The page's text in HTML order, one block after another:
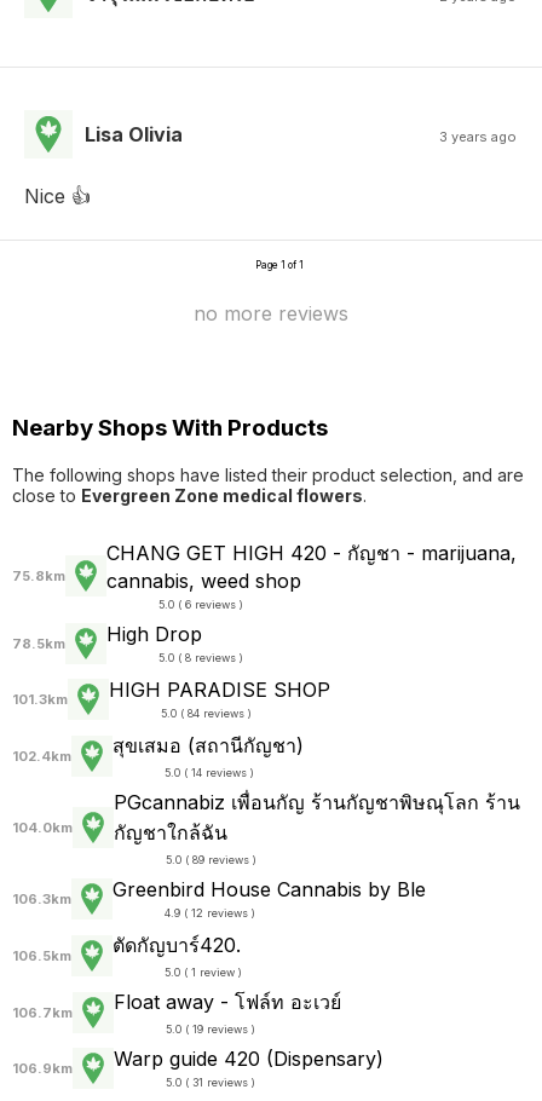
Lisa Olivia 3 years ago
Nice 👍
Page 1 of 1
no more reviews
Nearby Shops With Products
The following shops have listed their product selection, and are
close to Evergreen Zone medical flowers.
75.8km
CHANG GET HIGH 420 - กัญชา - marijuana,
cannabis, weed shop
5.0 ( 6 reviews )
78.5km High Drop
5.0 ( 8 reviews )
101.3km HIGH PARADISE SHOP
5.0 ( 84 reviews )
102.4km สุขเสมอ (สถานีกัญชา)
5.0 ( 14 reviews )
104.0km
PGcannabiz เพื่อนกัญ ร้านกัญชาพิษณุโลก ร้าน
กัญชาใกล้ฉัน
5.0 ( 89 reviews )
106.3km Greenbird House Cannabis by Ble
4.9 ( 12 reviews )
106.5km ตัดกัญบาร์420.
5.0 ( 1 review )
106.7km Float away - โฟล์ท อะเวย์
5.0 ( 19 reviews )
106.9km Warp guide 420 (Dispensary)
5.0 ( 31 reviews )